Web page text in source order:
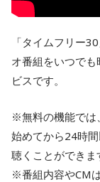
「タイムフリー
オ番組をいつで
ビスです。
※無料の機能では
始めてから24時
聴くことができま
※番組内容やCM